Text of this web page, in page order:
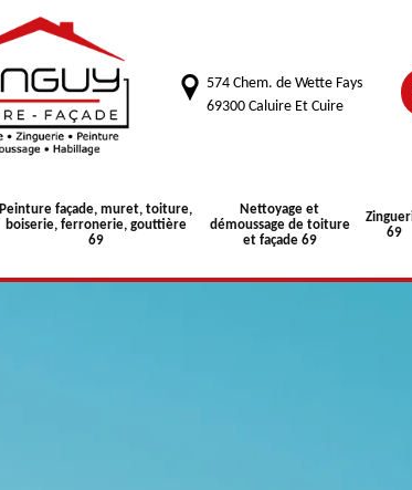
574 Chem. de Wette Fays
69300 Caluire Et Cuire
Peinture façade, muret, toiture,
boiserie, ferronerie, gouttière
69
Nettoyage et
démoussage de toiture
et façade 69
69